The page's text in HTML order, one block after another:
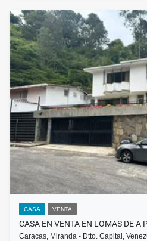
CASA VENTA
CASA EN VENTA EN LOMAS DE A
Caracas, Miranda - Dtto. Capital,